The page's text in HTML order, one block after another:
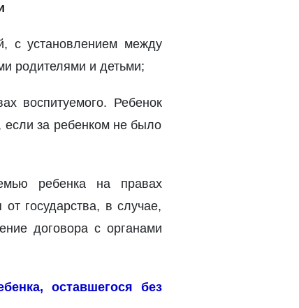
с установлением между
родителями и детьми;
воспитуемого. Ребенок
если за ребенком не было
ребенка на правах
государства, в случае,
договора с органами
оставшегося без